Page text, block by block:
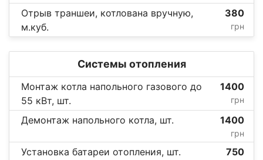
Отрыв траншеи, котлована вручную,
м.куб.
380
грн
Системы отопления
Монтаж котла напольного газового до
55 кВт, шт.
1400
грн
Демонтаж напольного котла, шт. 1400
грн
Установка батареи отопления, шт. 750